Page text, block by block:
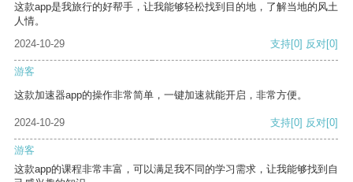
这款app是我旅行的好帮手，让我能够轻松找到目的地，了解当地的风土
人情。
2024-10-29
支持[0] 反对[0]
游客
这款加速器app的操作非常简单，一键加速就能开启，非常方便。
2024-10-29 支持[0] 反对[0]
游客
这款app的课程非常丰富，可以满足我不同的学习需求，让我能够找到自